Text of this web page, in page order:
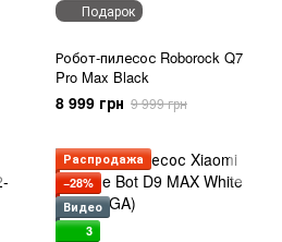
Подарок
Робот-пилесос Roborock Q7
Pro Max Black
8 999 грн 9 999 грн
Распродажа
−28%
Видео
3